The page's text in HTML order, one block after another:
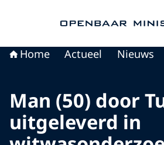
Home Actueel Nieuws
Man (50) door
uitgeleverd in